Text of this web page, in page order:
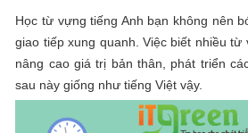
Học từ vựng tiếng Anh bạn không nên
giao tiếp xung quanh. Việc biết nhiều từ
nâng cao giá trị bản thân, phát triển
sau này giống như tiếng Việt vậy.